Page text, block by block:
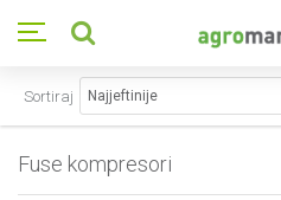
Fuse kompresori
Sortiraj